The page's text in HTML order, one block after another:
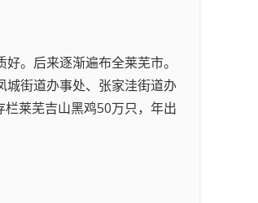
。后来逐渐遍布全莱芜市。
城街道办事处、张家洼街道办
莱芜吉山黑鸡50万只，年出